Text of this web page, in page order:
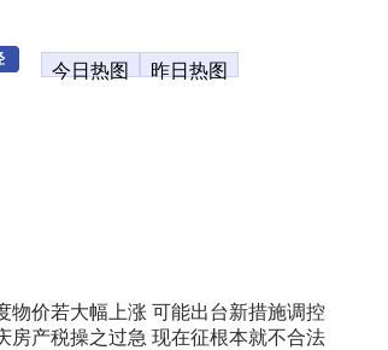
今日热图 昨日热图
物价若大幅上涨 可能出台新措施调控
房产税操之过急 现在征根本就不合法